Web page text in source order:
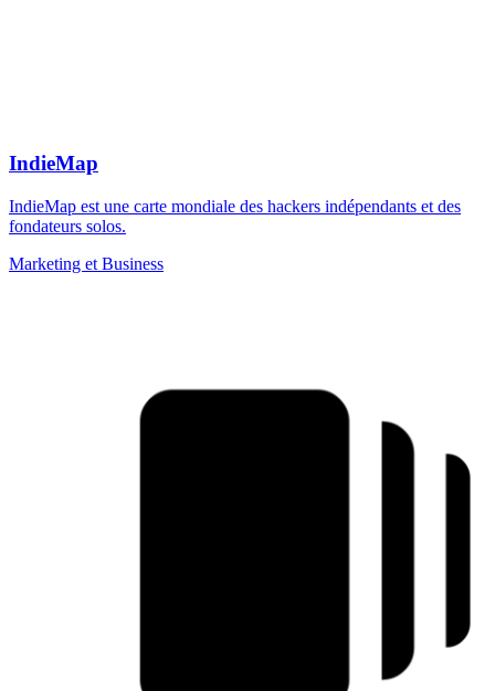
IndieMap
IndieMap est une carte mondiale des hackers indépendants et des
fondateurs solos.
Marketing et Business